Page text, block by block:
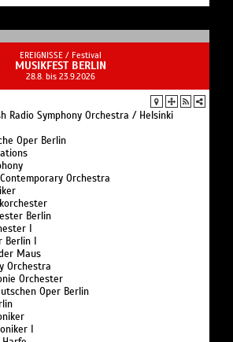
EREIGNISSE / Festival
MUSIKFEST BERLIN
28.8. bis 23.9.2026
Radio Symphony Orchestra / Helsinki
Oper Berlin
Orchestra
Berlin
I
Berlin I
Maus
Orchestra
Orchester
Oper Berlin
I